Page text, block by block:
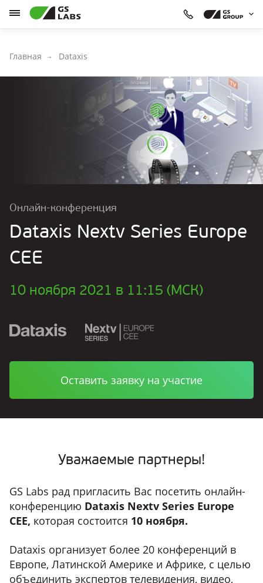
Главная Dataxis
Онлайн-конференция
Dataxis Nextv Series Europe
CEE
10 ноября 2021 в 11:15 (МСК)
Оставить заявку на участие
Уважаемые партнеры!
GS Labs рад пригласить Вас посетить онлайн-
конференцию Dataxis Nextv Series Europe
CEE, которая состоится 10 ноября.
Dataxis организует более 20 конференций в
Европе, Латинской Америке и Африке, с целью
объединить экспертов телевидения, видео,